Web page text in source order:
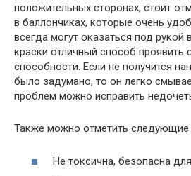
положительных сторонах, стоит
в баллончиках, которые очень
всегда могут оказаться под
краски отличный способ проявить
способности. Если не получится
было задумано, то он легко
проблем можно исправить
Также можно отметить следующие
Не токсична, безопасна